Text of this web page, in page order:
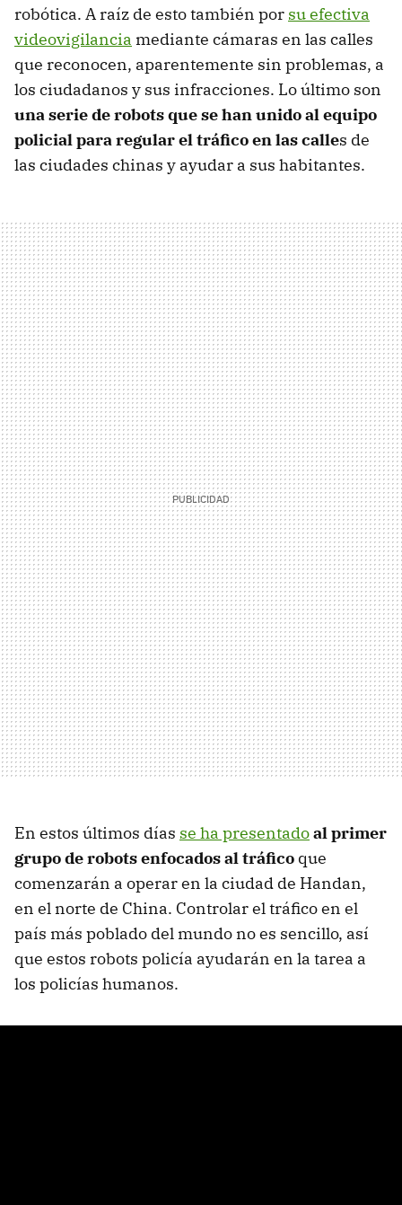
robótica. A raíz de esto también por su efectiva
videovigilancia mediante cámaras en las calles
que reconocen, aparentemente sin problemas, a
los ciudadanos y sus infracciones. Lo último son
una serie de robots que se han unido al equipo
policial para regular el tráfico en las calles de
las ciudades chinas y ayudar a sus habitantes.
En estos últimos días se ha presentadoal primer
grupo de robots enfocados al tráfico que
comenzarán a operar en la ciudad de Handan,
en el norte de China. Controlar el tráfico en el
país más poblado del mundo no es sencillo, así
que estos robots policía ayudarán en la tarea a
los policías humanos.